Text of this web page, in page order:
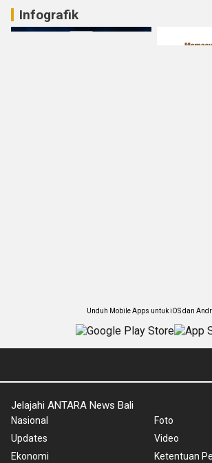
Infografik
Unduh Mobile Apps untuk iOS dan
Jelajahi ANTARA News Bali
Nasional
Updates
Ekonomi
Foto
Video
Ketentuan